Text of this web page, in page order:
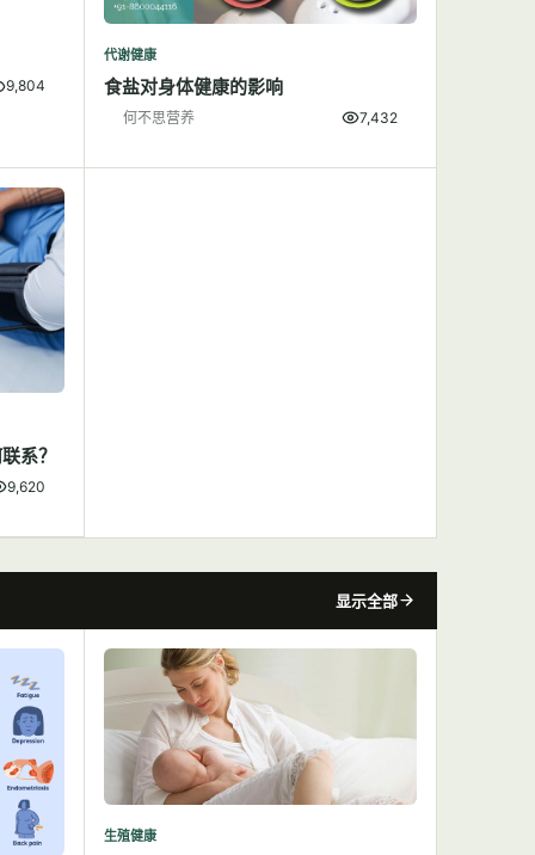
9,804
代谢健康
食盐对身体健康的影响
何不思营养 7,432
系？
9,620
显示全部
生殖健康